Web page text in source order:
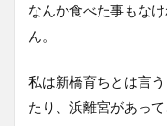
なんか食べた事もな
ん。
私は新橋育ちとは言
たり、浜離宮があっ